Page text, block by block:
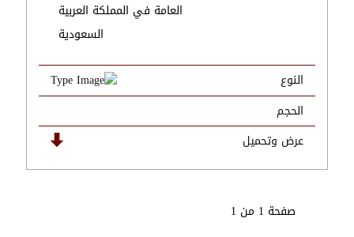
العامة في المملكة العربية
السعودية
النوع
الحجم
عرض وتحميل
صفحة 1 من 1